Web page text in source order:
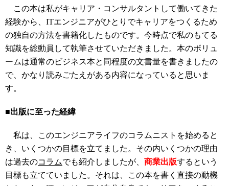
この本は私がキャリア・コンサルタントして働いてきた
経験から、ITエンジニアがひとりでキャリアをつくるため
の独自の方法を書籍化したものです。今時点で私のもてる
知識を総動員して執筆させていただきました。本のボリュ
ームは通常のビジネス本と同程度の文書量を書きましたの
で、かなり読みごたえがある内容になっていると思いま
す。
■出版に至った経緯
私は、このエンジニアライフのコラムニストを始めると
き、いくつかの目標を立てました。その内いくつかの理由
は過去のコラムでも紹介しましたが、 商業出版するという
目標も立てていました。それは、この本を書く直接の動機